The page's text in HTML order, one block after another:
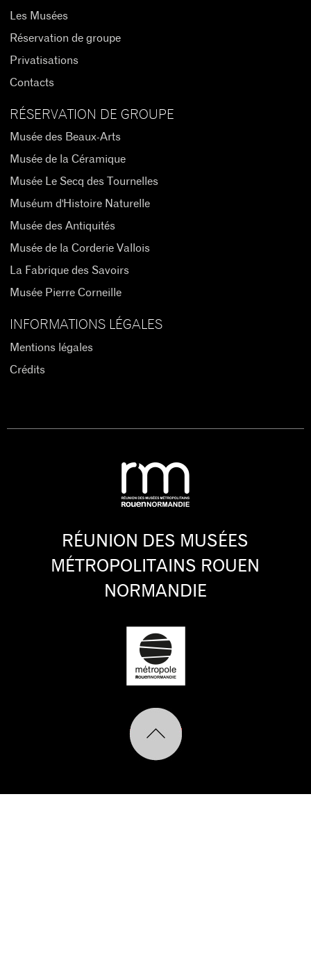
Les Musées
Réservation de groupe
Privatisations
Contacts
RÉSERVATION DE GROUPE
Musée des Beaux-Arts
Musée de la Céramique
Musée Le Secq des Tournelles
Muséum d'Histoire Naturelle
Musée des Antiquités
Musée de la Corderie Vallois
La Fabrique des Savoirs
Musée Pierre Corneille
INFORMATIONS LÉGALES
Mentions légales
Crédits
RÉUNION DES MUSÉES
MÉTROPOLITAINS ROUEN
NORMANDIE